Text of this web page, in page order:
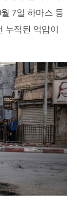
7일 하마스 등
누적된 억압이